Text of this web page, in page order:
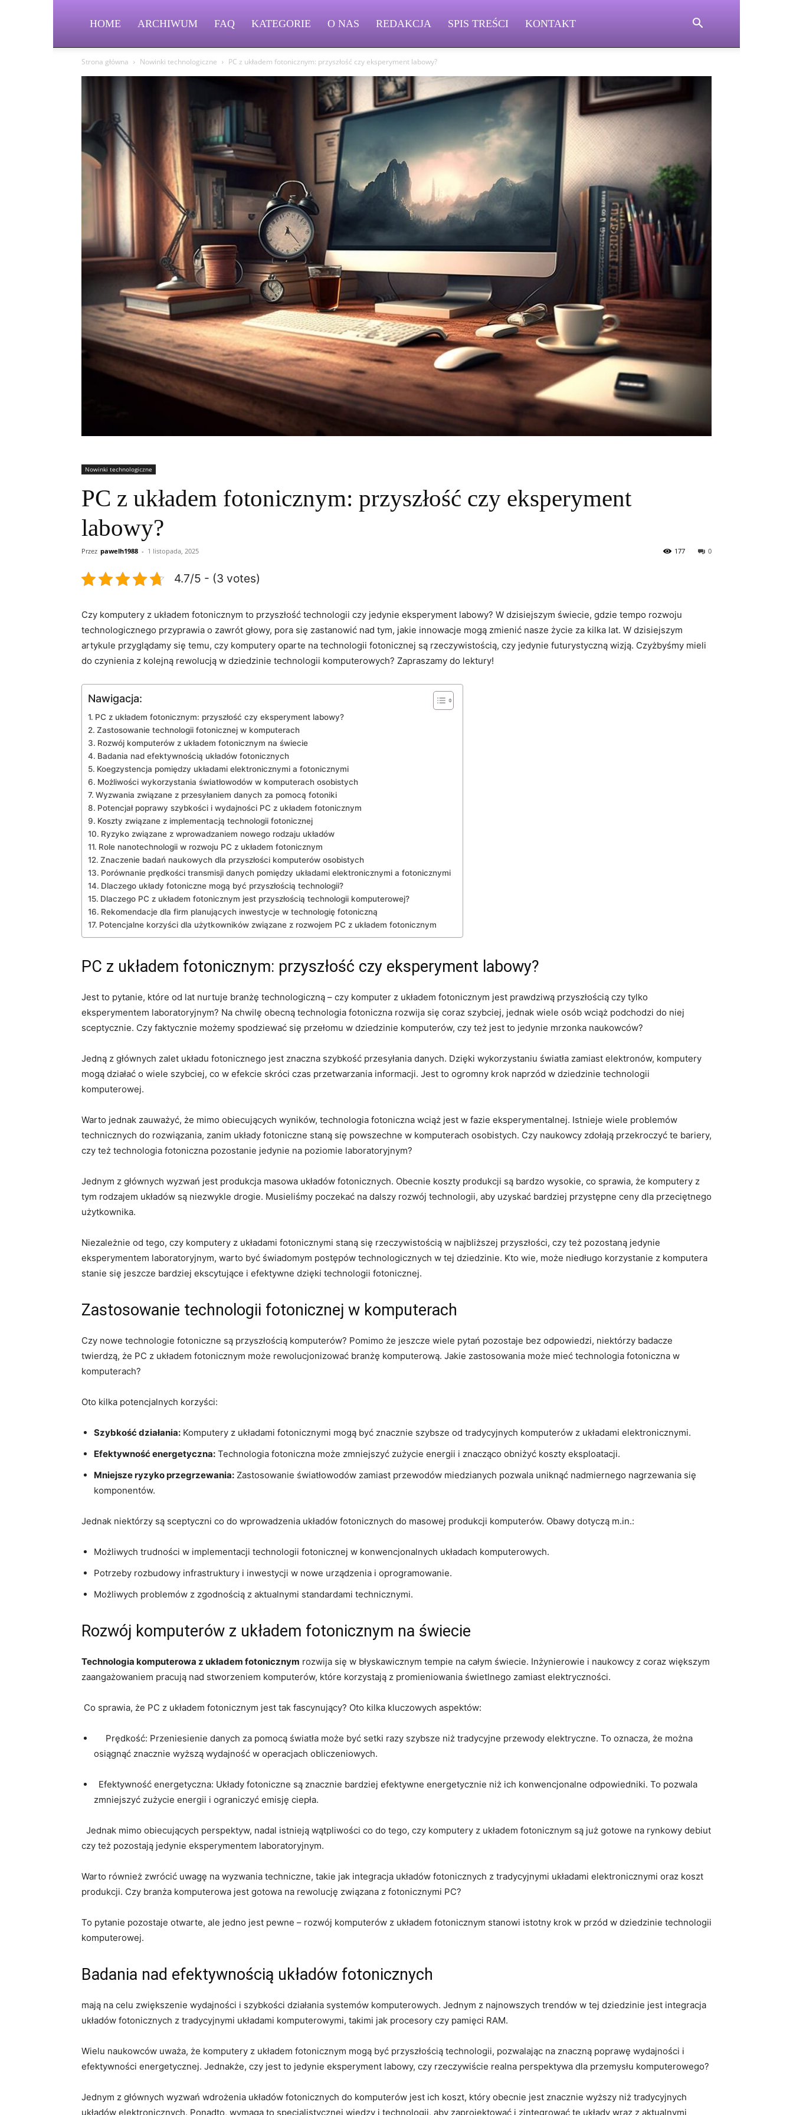
HOME ARCHIWUM FAQ KATEGORIE O NAS REDAKCJA SPIS TREŚCI KONTAKT
Strona główna Nowinki technologiczne PC z układem fotonicznym: przyszłość czy eksperyment labowy?
Nowinki technologiczne
PC z układem fotonicznym: przyszłość czy eksperyment
labowy?
Przez pawelh1988 - 1 listopada, 2025 0
177
4.7/5 - (3 votes)
Czy komputery z układem fotonicznym ⁤to przyszłość ⁤technologii czy jedynie eksperyment⁤ labowy? W dzisiejszym świecie, gdzie‌ tempo rozwoju
technologicznego przyprawia ​o ‍zawrót głowy, pora⁤ się⁢ zastanowić nad tym,⁣ jakie innowacje mogą‍ zmienić‌ nasze życie za kilka lat. ⁣W dzisiejszym
artykule przyglądamy się temu, czy komputery⁣ oparte na ⁤technologii fotonicznej⁢ są rzeczywistością, czy jedynie futurystyczną ⁤wizją. Czyżbyśmy mieli
do czynienia​ z ⁢kolejną rewolucją ‍w dziedzinie technologii⁣ komputerowych? Zapraszamy do ⁤lektury!
Nawigacja:
PC z układem⁣ fotonicznym:​ przyszłość czy ⁤eksperyment labowy?
Zastosowanie technologii‍ fotonicznej w komputerach
Rozwój komputerów z‍ układem fotonicznym na​ świecie
Badania nad⁣ efektywnością układów fotonicznych
Koegzystencja pomiędzy układami​ elektronicznymi a fotonicznymi
Możliwości wykorzystania światłowodów⁤ w ​komputerach osobistych
Wyzwania ⁢związane z przesyłaniem danych za pomocą fotoniki
Potencjał⁢ poprawy szybkości i wydajności PC z układem fotonicznym
Koszty związane z implementacją technologii fotonicznej
Ryzyko⁢ związane ‍z ​wprowadzaniem nowego rodzaju ⁣układów
Role nanotechnologii w rozwoju ‌PC z ‌układem fotonicznym
Znaczenie‍ badań naukowych dla ‍przyszłości komputerów⁣ osobistych
Porównanie‍ prędkości ⁣transmisji danych pomiędzy układami elektronicznymi a‍ fotonicznymi
Dlaczego układy​ fotoniczne mogą być ‍przyszłością technologii?
Dlaczego‍ PC z układem fotonicznym jest przyszłością technologii komputerowej?
Rekomendacje dla firm planujących inwestycje ⁤w technologię ⁤fotoniczną
Potencjalne korzyści⁤ dla użytkowników związane z‍ rozwojem PC z układem fotonicznym
PC z układem⁣ fotonicznym:​ przyszłość czy ⁤eksperyment labowy?
Jest to pytanie, które od lat nurtuje branżę technologiczną – czy ‍komputer z⁢ układem fotonicznym jest prawdziwą przyszłością czy tylko
eksperymentem laboratoryjnym? Na ‌chwilę obecną technologia fotoniczna rozwija‍ się coraz ⁤szybciej, jednak⁢ wiele osób wciąż ​podchodzi do niej
sceptycznie. Czy⁢ faktycznie⁣ możemy spodziewać się⁢ przełomu w‌ dziedzinie ⁣komputerów,⁢ czy też jest to jedynie⁤ mrzonka naukowców?
Jedną z⁣ głównych zalet układu⁢ fotonicznego jest znaczna szybkość przesyłania danych. ⁣Dzięki wykorzystaniu światła zamiast⁢ elektronów,​ komputery
⁤mogą ​działać o ⁣wiele szybciej, co w efekcie skróci czas przetwarzania informacji. Jest to ogromny krok naprzód‍ w dziedzinie technologii
komputerowej.
Warto⁣ jednak zauważyć, że mimo obiecujących ​wyników, ‌technologia fotoniczna wciąż ​jest w ‍fazie‌ eksperymentalnej. Istnieje wiele ‌problemów⁤
technicznych do rozwiązania, zanim układy‍ fotoniczne‍ staną⁢ się powszechne ‍w komputerach osobistych. Czy naukowcy zdołają przekroczyć te bariery,
czy ‌też technologia fotoniczna pozostanie jedynie‌ na poziomie laboratoryjnym?
Jednym z głównych wyzwań jest produkcja⁤ masowa układów fotonicznych. Obecnie​ koszty produkcji są bardzo⁣ wysokie, co sprawia, że komputery z
tym rodzajem układów⁣ są niezwykle ‌drogie. Musieliśmy poczekać na dalszy rozwój technologii,⁤ aby uzyskać bardziej ‌przystępne ceny dla przeciętnego
użytkownika.
Niezależnie od tego, czy komputery ⁤z‌ układami fotonicznymi ⁢staną⁣ się rzeczywistością ⁢w ⁣najbliższej przyszłości, czy też pozostaną jedynie
‌eksperymentem laboratoryjnym, warto być świadomym postępów technologicznych w tej⁤ dziedzinie. Kto wie, może niedługo korzystanie z komputera
stanie się ​jeszcze ​bardziej ekscytujące i‌ efektywne dzięki technologii ​fotonicznej.
Zastosowanie technologii‍ fotonicznej w komputerach
Czy nowe technologie ‍fotoniczne są przyszłością komputerów?⁣ Pomimo ⁢że jeszcze wiele pytań ‍pozostaje ⁢bez odpowiedzi, niektórzy badacze
twierdzą, że PC z układem fotonicznym może rewolucjonizować branżę komputerową.‌ Jakie⁣ zastosowania może mieć technologia fotoniczna w
komputerach?
Oto kilka potencjalnych​ korzyści:
Szybkość ‍działania: Komputery z układami fotonicznymi⁤ mogą być znacznie szybsze od tradycyjnych⁣ komputerów z układami elektronicznymi.
Efektywność energetyczna: Technologia ⁤fotoniczna może zmniejszyć​ zużycie energii i znacząco obniżyć koszty ‌eksploatacji.
Mniejsze ryzyko przegrzewania: ⁢Zastosowanie światłowodów zamiast przewodów miedzianych pozwala uniknąć⁢ nadmiernego nagrzewania się
komponentów.
Jednak niektórzy są sceptyczni co ⁢do wprowadzenia układów fotonicznych do ​masowej produkcji ​komputerów.‌ Obawy dotyczą m.in.:
Możliwych trudności w⁤ implementacji technologii ⁣fotonicznej w konwencjonalnych układach komputerowych.
Potrzeby ‌rozbudowy infrastruktury i ‌inwestycji w⁢ nowe urządzenia i oprogramowanie.
Możliwych problemów z zgodnością z ⁤aktualnymi standardami⁢ technicznymi.
Rozwój komputerów z‍ układem fotonicznym na​ świecie
Technologia ‍komputerowa⁢ z układem fotonicznym ⁢rozwija się w błyskawicznym⁢ tempie ‌na⁤ całym świecie. Inżynierowie i naukowcy z coraz większym
‍zaangażowaniem pracują nad stworzeniem komputerów, które korzystają z⁣ promieniowania świetlnego zamiast elektryczności.
⁣ Co ‍sprawia, ⁢że PC ​z układem fotonicznym ⁣jest⁤ tak fascynujący?‍ Oto kilka kluczowych ⁣aspektów:
‍ ⁢ ​⁢ ⁤ ‍ Prędkość: Przeniesienie danych‌ za pomocą światła może‍ być ⁤setki razy szybsze niż tradycyjne ⁣przewody elektryczne.⁣ To oznacza, że można
osiągnąć znacznie‌ wyższą wydajność w operacjach obliczeniowych.
​ ‍ ⁣Efektywność⁤ energetyczna: Układy fotoniczne są znacznie bardziej efektywne ‌energetycznie niż ⁤ich konwencjonalne odpowiedniki. To pozwala
zmniejszyć zużycie energii ​i ograniczyć emisję ciepła.
​ ‌ Jednak mimo obiecujących perspektyw, nadal istnieją wątpliwości co do tego, ​czy komputery z układem fotonicznym‌ są już gotowe na rynkowy debiut
czy też‌ pozostają jedynie ⁣eksperymentem laboratoryjnym.
Warto również ‌zwrócić uwagę na wyzwania techniczne, takie jak integracja ‌układów fotonicznych z tradycyjnymi ‌układami elektronicznymi oraz koszt
produkcji. Czy branża komputerowa jest gotowa na‍ rewolucję związana z fotonicznymi PC?
To pytanie pozostaje otwarte, ale jedno jest pewne – rozwój komputerów z⁢ układem fotonicznym stanowi istotny krok w ⁣przód w dziedzinie technologii‌
komputerowej.
Badania nad⁣ efektywnością układów fotonicznych
⁣mają ⁣na celu zwiększenie⁤ wydajności i szybkości działania systemów ‍komputerowych. Jednym z ​najnowszych‌ trendów w tej dziedzinie jest integracja
układów ⁤fotonicznych z tradycyjnymi⁤ układami komputerowymi, takimi⁢ jak procesory czy pamięci RAM.
Wielu naukowców​ uważa, że ​komputery z układem fotonicznym mogą być przyszłością technologii, pozwalając na znaczną​ poprawę wydajności i
efektywności energetycznej. Jednakże, czy⁢ jest ⁣to jedynie eksperyment labowy, czy rzeczywiście​ realna perspektywa ‍dla przemysłu komputerowego?
Jednym z głównych⁢ wyzwań ⁤wdrożenia ‍układów ‍fotonicznych⁢ do komputerów jest​ ich koszt, który obecnie jest znacznie wyższy‌ niż tradycyjnych
układów elektronicznych. Ponadto, wymaga to specjalistycznej wiedzy i technologii, aby zaprojektować ‍i zintegrować ‍te układy wraz z aktualnymi